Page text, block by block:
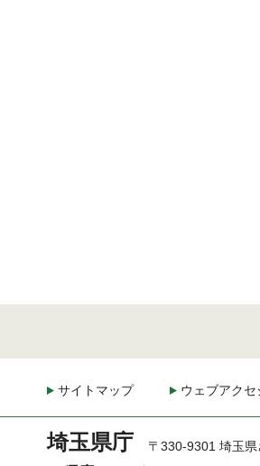
サイトマップ ウェブアクセ
埼玉県庁 〒330-9301 埼玉